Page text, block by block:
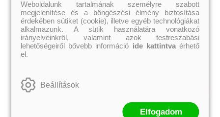
Weboldalunk tartalmának személyre szabott
megjelenítése és a böngészési élmény biztosítása
érdekében sütiket (cookie), illetve egyéb technológiákat
alkalmazunk. A sütik használatára vonatkozó
irányelveinkről, valamint azok testreszabási
lehetőségeiről bővebb információ ide kattintvaérhető
el.
Beállítások
Elfogadom